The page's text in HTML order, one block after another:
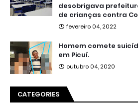
desobrigava
de crianças contra
fevereiro 04, 2022
Homem comete
em Picuí.
outubro 04, 2020
CATEGORIES